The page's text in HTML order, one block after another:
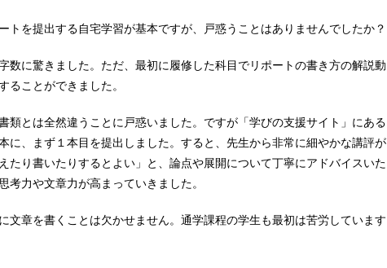
を提出する自宅学習が基本ですが、戸惑うことはありませんでしたか？
数に驚きました。ただ、最初に履修した科目でリポートの書き方の解説動
ることができました。
類とは全然違うことに戸惑いました。ですが「学びの支援サイト」にある
に、まず１本目を提出しました。すると、先生から非常に細やかな講評が
たり書いたりするとよい」と、論点や展開について丁寧にアドバイスいた
考力や文章力が高まっていきました。
文章を書くことは欠かせません。通学課程の学生も最初は苦労しています